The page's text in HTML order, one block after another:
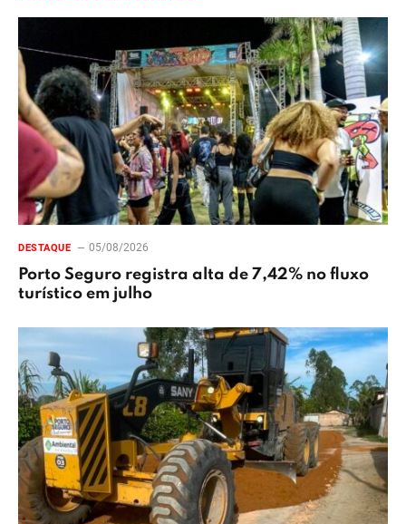
DESTAQUE 05/08/2026
Porto Seguro registra alta de 7,42% no fluxo
turístico em julho